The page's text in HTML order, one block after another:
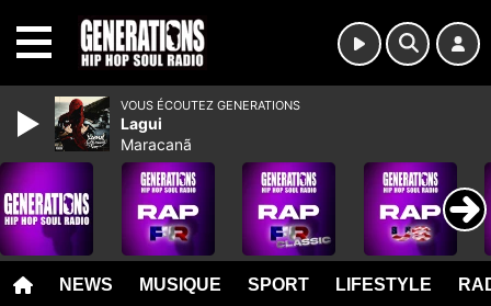
NEWS MUSIQUE SPORT LIFESTYLE
VOUS ÉCOUTEZ GENERATIONS
Lagui
Maracanã